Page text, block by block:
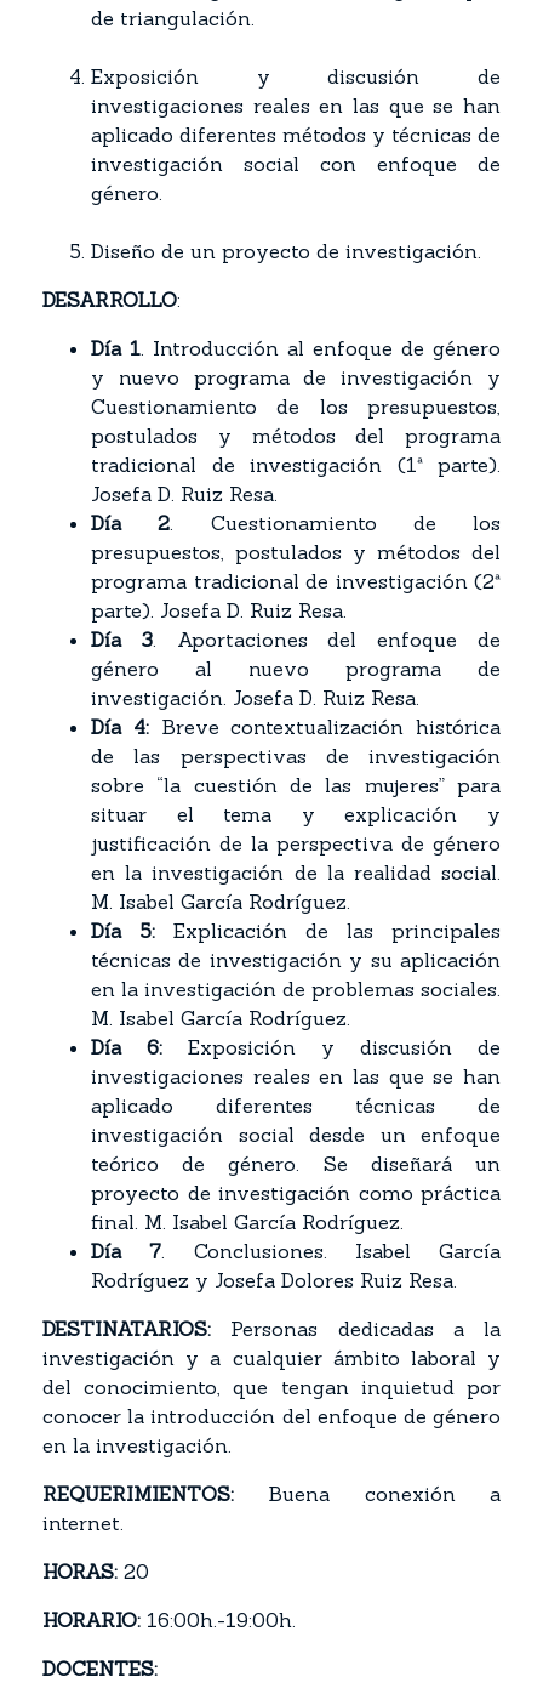
de triangulación.
Exposición y discusión de
investigaciones reales en las que se han
aplicado diferentes métodos y técnicas de
investigación social con enfoque de
género.
Diseño de un proyecto de investigación.
DESARROLLO:
Día 1. Introducción al enfoque de género
y nuevo programa de investigación y
Cuestionamiento de los presupuestos,
postulados y métodos del programa
tradicional de investigación (1ª parte).
Josefa D. Ruiz Resa.
Día 2. Cuestionamiento de los
presupuestos, postulados y métodos del
programa tradicional de investigación (2ª
parte). Josefa D. Ruiz Resa.
Día 3. Aportaciones del enfoque de
género al nuevo programa de
investigación. Josefa D. Ruiz Resa.
Día 4:Breve contextualización histórica
de las perspectivas de investigación
sobre “la cuestión de las mujeres” para
situar el tema y explicación y
justificación de la perspectiva de género
en la investigación de la realidad social.
M. Isabel García Rodríguez.
Día 5: Explicación de las principales
técnicas de investigación y su aplicación
en la investigación de problemas sociales.
M. Isabel García Rodríguez.
Día 6: Exposición y discusión de
investigaciones reales en las que se han
aplicado diferentes técnicas de
investigación social desde un enfoque
teórico de género. Se diseñará un
proyecto de investigación como práctica
final. M. Isabel García Rodríguez.
Día 7. Conclusiones. Isabel García
Rodríguez y Josefa Dolores Ruiz Resa.
DESTINATARIOS: Personas dedicadas a la
investigación y a cualquier ámbito laboral y
del conocimiento, que tengan inquietud por
conocer la introducción del enfoque de género
en la investigación.
REQUERIMIENTOS: Buena conexión a
internet.
HORAS: 20
HORARIO: 16:00h.-19:00h.
DOCENTES: